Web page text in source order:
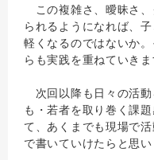
この複雑さ、曖昧さ、
られるようになれば、
軽くなるのではないか
らも実践を重ねていきま
次回以降も日々の活動
も・若者を取り巻く課
て、あくまでも現場で
で書いていけたらと思い